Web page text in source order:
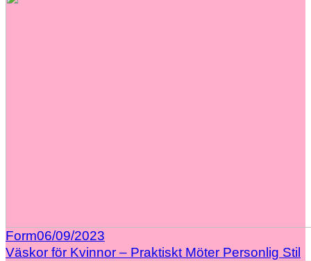
Form06/09/2023
Väskor för Kvinnor – Praktiskt Möter Personlig Stil